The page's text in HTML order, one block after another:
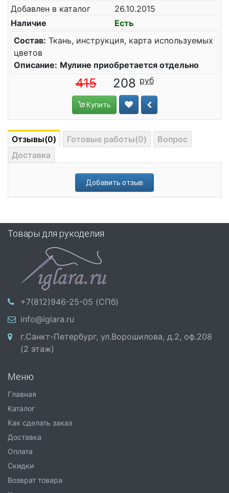
Добавлен в каталог
26.10.2015
Наличие
Есть
Состав: Ткань, инструкция, карта используемых
цветов
Описание: Мулине приобретается отдельно
415 208
Купить
Отзывы(0) Готовые работы(0)
Вопрос
Доставка
Добавить отзыв
Товары для рукоделия
+7(812)946-25-05 (СПб)
info@iglara.ru
г.Санкт-Петербург, ул.Ворошилова, д.2, оф.208
(2 этаж)
Меню
Главная
Каталог
Как сделать заказ
Доставка
Оплата
Скидки
Возврат товара